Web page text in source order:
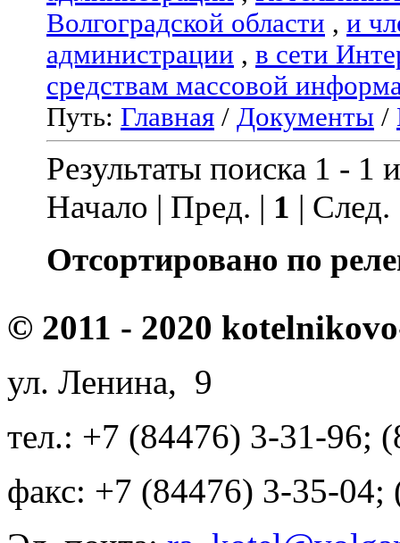
Волгоградской области , и
администрации , в сети
средствам массовой
Путь: Главная / Документы /
Результаты поиска 1 - 1
Начало | Пред. | 1 |
Отсортировано по
© 2011 - 2020
ул. Ленина, 9
тел.: +7 (84476) 3-31-96;
факс: +7 (84476) 3-35-04;